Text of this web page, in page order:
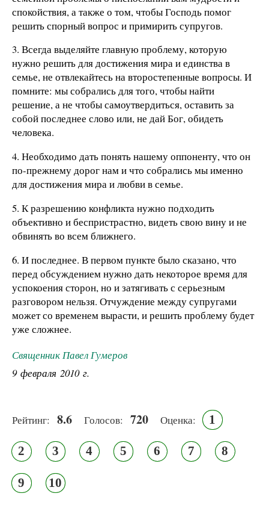
спокойствия, а также о том, чтобы Господь помог
решить спорный вопрос и примирить супругов.
3. Всегда выделяйте главную проблему, которую
нужно решить для достижения мира и единства в
семье, не отвлекайтесь на второстепенные вопросы. И
помните: мы собрались для того, чтобы найти
решение, а не чтобы самоутвердиться, оставить за
собой последнее слово или, не дай Бог, обидеть
человека.
4. Необходимо дать понять нашему оппоненту, что он
по-прежнему дорог нам и что собрались мы именно
для достижения мира и любви в семье.
5. К разрешению конфликта нужно подходить
объективно и беспристрастно, видеть свою вину и не
обвинять во всем ближнего.
6. И последнее. В первом пункте было сказано, что
перед обсуждением нужно дать некоторое время для
успокоения сторон, но и затягивать с серьезным
разговором нельзя. Отчуждение между супругами
может со временем вырасти, и решить проблему будет
уже сложнее.
Священник Павел Гумеров
9 февраля 2010 г.
Рейтинг: 8.6 Голосов: 720 Оценка: 1
2 3 4 5 6 7 8
9 10